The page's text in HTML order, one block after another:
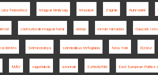
útja Trianonhoz Magyar Királyság Masaryk Zágráb Ruhr-vidék
csehszlovák-magyar határ ünnep román támadás Gaucsík
döntés Selmecbánya szimbolikus térfoglalás New York Elzász
MÁV vagonlakók azonnali Székelyföld East European Politics